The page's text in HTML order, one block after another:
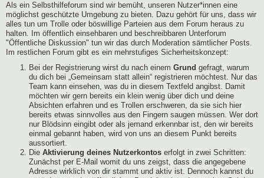
Als ein Selbsthilfeforum sind wir bemüht, unseren Nutzer*innen eine
möglichst geschützte Umgebung zu bieten. Dazu gehört für uns, dass wir
alles tun um Trolle oder böswillige Parteien aus dem Forum heraus zu
halten. Im öffentlich einsehbaren und beschreibbaren Unterforum
"Öffentliche Diskussion" tun wir das durch Moderation sämtlicher Posts.
Im restlichen Forum gibt es ein mehrstufiges Sicherheitskonzept:
Bei der Registrierung wirst du nach einem Grund gefragt, warum
du dich bei „Gemeinsam statt allein“ registrieren möchtest. Nur das
Team kann einsehen, was du in diesem Textfeld angibst. Damit
möchten wir gern bereits ein klein wenig über dich und deine
Absichten erfahren und es Trollen erschweren, da sie sich hier
bereits etwas sinnvolles aus den Fingern saugen müssen. Wer dort
nur Blödsinn eingibt oder als jemand erkennbar ist, den wir bereits
einmal gebannt haben, wird von uns an diesem Punkt bereits
aussortiert.
Die Aktivierung deines Nutzerkontos erfolgt in zwei Schritten:
Zunächst per E-Mail womit du uns zeigst, dass die angegebene
Adresse wirklich von dir stammt und aktiv ist. Dennoch kannst du